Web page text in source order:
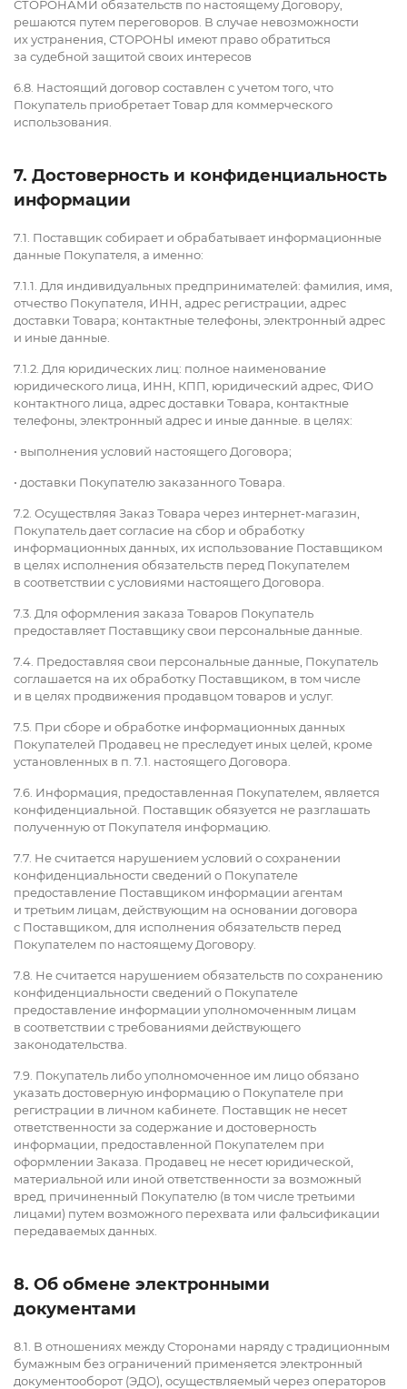
СТОРОНАМИ обязательств по настоящему Договору,
решаются путем переговоров. В случае невозможности
их устранения, СТОРОНЫ имеют право обратиться
за судебной защитой своих интересов
6.8. Настоящий договор составлен с учетом того, что
Покупатель приобретает Товар для коммерческого
использования.
7. Достоверность и конфиденциальность
информации
7.1. Поставщик собирает и обрабатывает информационные
данные Покупателя, а именно:
7.1.1. Для индивидуальных предпринимателей: фамилия, имя,
отчество Покупателя, ИНН, адрес регистрации, адрес
доставки Товара; контактные телефоны, электронный адрес
и иные данные.
7.1.2. Для юридических лиц: полное наименование
юридического лица, ИНН, КПП, юридический адрес, ФИО
контактного лица, адрес доставки Товара, контактные
телефоны, электронный адрес и иные данные. в целях:
• выполнения условий настоящего Договора;
• доставки Покупателю заказанного Товара.
7.2. Осуществляя Заказ Товара через интернет-магазин,
Покупатель дает согласие на сбор и обработку
информационных данных, их использование Поставщиком
в целях исполнения обязательств перед Покупателем
в соответствии с условиями настоящего Договора.
7.3. Для оформления заказа Товаров Покупатель
предоставляет Поставщику свои персональные данные.
7.4. Предоставляя свои персональные данные, Покупатель
соглашается на их обработку Поставщиком, в том числе
и в целях продвижения продавцом товаров и услуг.
7.5. При сборе и обработке информационных данных
Покупателей Продавец не преследует иных целей, кроме
установленных в п. 7.1. настоящего Договора.
7.6. Информация, предоставленная Покупателем, является
конфиденциальной. Поставщик обязуется не разглашать
полученную от Покупателя информацию.
7.7. Не считается нарушением условий о сохранении
конфиденциальности сведений о Покупателе
предоставление Поставщиком информации агентам
и третьим лицам, действующим на основании договора
с Поставщиком, для исполнения обязательств перед
Покупателем по настоящему Договору.
7.8. Не считается нарушением обязательств по сохранению
конфиденциальности сведений о Покупателе
предоставление информации уполномоченным лицам
в соответствии с требованиями действующего
законодательства.
7.9. Покупатель либо уполномоченное им лицо обязано
указать достоверную информацию о Покупателе при
регистрации в личном кабинете. Поставщик не несет
ответственности за содержание и достоверность
информации, предоставленной Покупателем при
оформлении Заказа. Продавец не несет юридической,
материальной или иной ответственности за возможный
вред, причиненный Покупателю (в том числе третьими
лицами) путем возможного перехвата или фальсификации
передаваемых данных.
8. Об обмене электронными
документами
8.1. В отношениях между Сторонами наряду с традиционным
бумажным без ограничений применяется электронный
документооборот (ЭДО), осуществляемый через операторов